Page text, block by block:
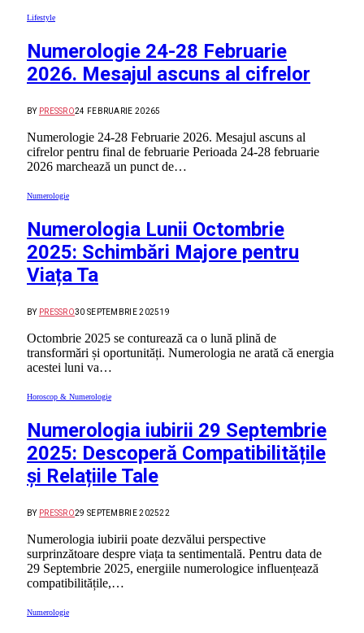
Lifestyle
Numerologie 24-28 Februarie
2026. Mesajul ascuns al cifrelor
BY PRESSRO24 FEBRUARIE 20265
Numerologie 24-28 Februarie 2026. Mesajul ascuns al
cifrelor pentru final de februarie Perioada 24-28 februarie
2026 marchează un punct de…
Numerologie
Numerologia Lunii Octombrie
2025: Schimbări Majore pentru
Viața Ta
BY PRESSRO30 SEPTEMBRIE 202519
Octombrie 2025 se conturează ca o lună plină de
transformări și oportunități. Numerologia ne arată că energia
acestei luni va…
Horoscop & Numerologie
Numerologia iubirii 29 Septembrie
2025: Descoperă Compatibilitățile
și Relațiile Tale
BY PRESSRO29 SEPTEMBRIE 202522
Numerologia iubirii poate dezvălui perspective
surprinzătoare despre viața ta sentimentală. Pentru data de
29 Septembrie 2025, energiile numerologice influențează
compatibilitățile,…
Numerologie